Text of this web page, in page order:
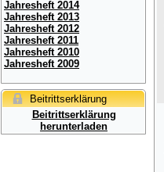
Jahresheft 2014
Jahresheft 2013
Jahresheft 2012
Jahresheft 2011
Jahresheft 2010
Jahresheft 2009
Beitrittserklärung
Beitrittserklärung
herunterladen